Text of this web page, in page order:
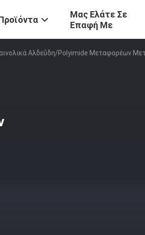
Μας Ελάτε Σε
Επαφή Με
Αλδεΰδη/Polyimide Μεταφορέων